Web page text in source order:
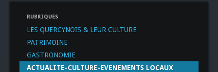
RUBRIQUES
LES QUERCYNOIS & LEUR CULTURE
PATRIMOINE
GASTRONOMIE
ACTUALITE-CULTURE-EVENEMENTS LOCAUX